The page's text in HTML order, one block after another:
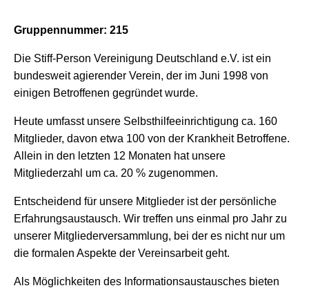
Gruppennummer: 215
Die Stiff-Person Vereinigung Deutschland e.V. ist ein
bundesweit agierender Verein, der im Juni 1998 von
einigen Betroffenen gegründet wurde.
Heute umfasst unsere Selbsthilfeeinrichtigung ca. 160
Mitglieder, davon etwa 100 von der Krankheit Betroffene.
Allein in den letzten 12 Monaten hat unsere
Mitgliederzahl um ca. 20 % zugenommen.
Entscheidend für unsere Mitglieder ist der persönliche
Erfahrungsaustausch. Wir treffen uns einmal pro Jahr zu
unserer Mitgliederversammlung, bei der es nicht nur um
die formalen Aspekte der Vereinsarbeit geht.
Als Möglichkeiten des Informationsaustausches bieten